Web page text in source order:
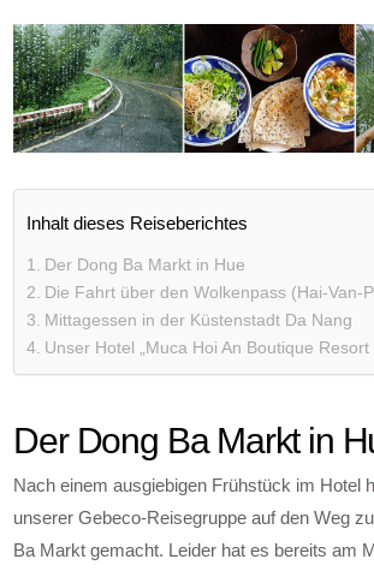
Inhalt dieses Reiseberichtes
Der Dong Ba Markt in Hue
Die Fahrt über den Wolkenpass (Hai-Van-
Mittagessen in der Küstenstadt Da Nang
Unser Hotel „Muca Hoi An Boutique Resort
Der Dong Ba Markt in
Nach einem ausgiebigen Frühstück im Hotel
unserer Gebeco-Reisegruppe auf den Weg
Ba Markt gemacht. Leider hat es bereits am